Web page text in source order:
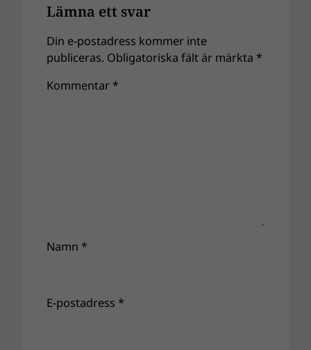
Lämna ett svar
Din e-postadress kommer inte
publiceras. Obligatoriska fält är märkta *
Kommentar *
Namn *
E-postadress *